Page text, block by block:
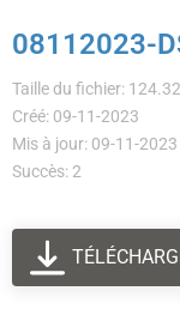
08112023-
Taille du fichier:
Créé: 09-11-2023
Mis à jour: 09-11-2023
Succès: 2